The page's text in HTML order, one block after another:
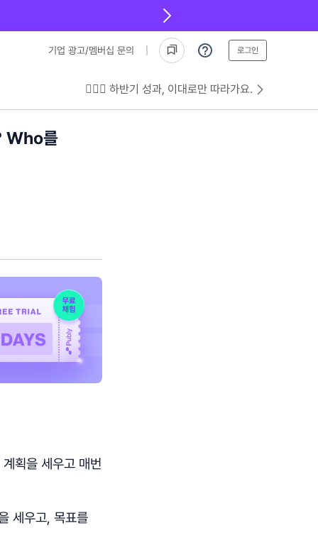
기업 광고/멤버십 문의 로그인
💁🏻‍♂️ 하반기 성과, 이대로만 따라가요.
Who를
계획을 세우고 매번
세우고, 목표를